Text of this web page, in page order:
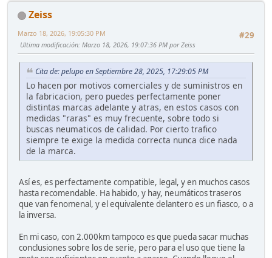
Zeiss
#29
Marzo 18, 2026, 19:05:30 PM
Ultima modificación: Marzo 18, 2026, 19:07:36 PM por Zeiss
Cita de: pelupo en Septiembre 28, 2025, 17:29:05 PM
Lo hacen por motivos comerciales y de suministros en
la fabricacion, pero puedes perfectamente poner
distintas marcas adelante y atras, en estos casos con
medidas "raras" es muy frecuente, sobre todo si
buscas neumaticos de calidad. Por cierto trafico
siempre te exige la medida correcta nunca dice nada
de la marca.
Así es, es perfectamente compatible, legal, y en muchos casos
hasta recomendable. Ha habido, y hay, neumáticos traseros
que van fenomenal, y el equivalente delantero es un fiasco, o a
la inversa.
En mi caso, con 2.000km tampoco es que pueda sacar muchas
conclusiones sobre los de serie, pero para el uso que tiene la